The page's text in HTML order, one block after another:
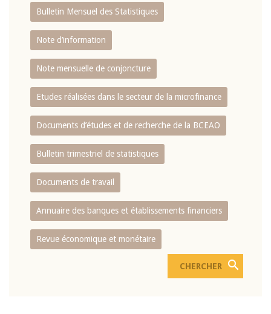
Bulletin Mensuel des Statistiques
Note d’information
Note mensuelle de conjoncture
Etudes réalisées dans le secteur de la microfinance
Documents d’études et de recherche de la BCEAO
Bulletin trimestriel de statistiques
Documents de travail
Annuaire des banques et établissements financiers
Revue économique et monétaire